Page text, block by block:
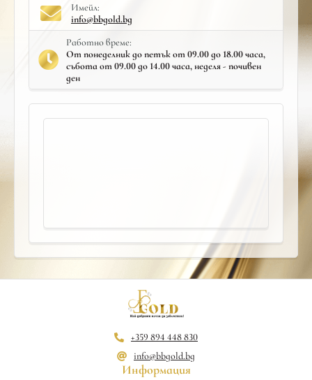
Имейл:
info@bbgold.bg
Работно време:
От понеделник до петък от 09.00 до 18.00 часа,
събота от 09.00 до 14.00 часа, неделя - почивен
ден
+359 894 448 830
info@bbgold.bg
Информация